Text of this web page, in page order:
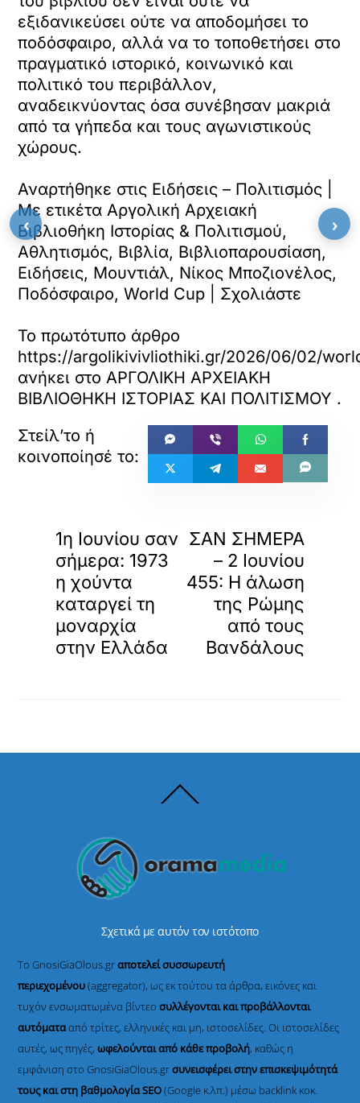
εξιδανικεύσει ούτε να αποδομήσει το
ποδόσφαιρο, αλλά να το τοποθετήσει στο
πραγματικό ιστορικό, κοινωνικό και
πολιτικό του περιβάλλον,
αναδεικνύοντας όσα συνέβησαν μακριά
από τα γήπεδα και τους αγωνιστικούς
χώρους.
Αναρτήθηκε στις Ειδήσεις – Πολιτισμός |
Με ετικέτα Αργολική Αρχειακή
Βιβλιοθήκη Ιστορίας & Πολιτισμού,
Αθλητισμός, Βιβλία, Βιβλιοπαρουσίαση,
Ειδήσεις, Μουντιάλ, Νίκος Μποζιονέλος,
Ποδόσφαιρο, World Cup | Σχολιάστε
Το πρωτότυπο άρθρο
https://argolikivivliothiki.gr/2026/06/02/
ανήκει στοΑΡΓΟΛΙΚΗ ΑΡΧΕΙΑΚΗ
ΒΙΒΛΙΟΘΗΚΗ ΙΣΤΟΡΙΑΣ ΚΑΙ ΠΟΛΙΤΙΣΜΟΥ .
1η Ιουνίου σαν
σήμερα: 1973
η χούντα
καταργεί τη
μοναρχία
στην Ελλάδα
ΣΑΝ ΣΗΜΕΡΑ
– 2 Ιουνίου
455: Η άλωση
της Ρώμης
από τους
Βανδάλους
To
Σχετικά με αυτόν τον ιστότοπο
Το GnosiGiaOlous.grαποτελεί συσσωρευτή
περιεχομένου(aggregator), ως εκ τούτου τα άρθρα, εικόνες και
τυχόν ενσωματωμένα βίντεοσυλλέγονται και προβάλλονται
αυτόματααπό τρίτες, ελληνικές και μη, ιστοσελίδες. Οι ιστοσελίδες
αυτές, ως πηγές,ωφελούνται από κάθε προβολή, καθώς η
εμφάνιση στο GnosiGiaOlous.grσυνεισφέρει στην επισκεψιμότητά
τους και στη βαθμολογία SEO(Google κ.λπ.) μέσω backlink κοκ.
‹ ›